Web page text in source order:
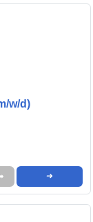
w/d)
➜